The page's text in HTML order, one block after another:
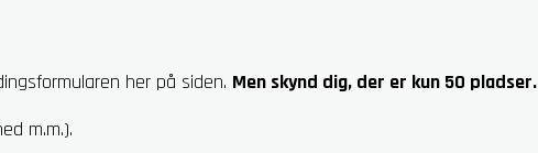
her på siden. Men skynd dig, der er kun 50 pladser.
m.m.).